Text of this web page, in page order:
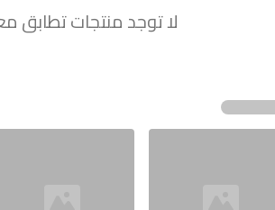
لا توجد منتجات تطابق